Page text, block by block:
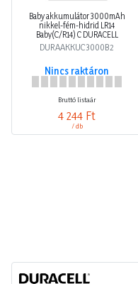
Baby akkumulátor 3000mAh
nikkel-fém-hidrid LR14
Baby(C/R14) C DURACELL
DURAAKKUC3000B2
Nincs raktáron
Bruttó listaár
4 244 Ft
/ db